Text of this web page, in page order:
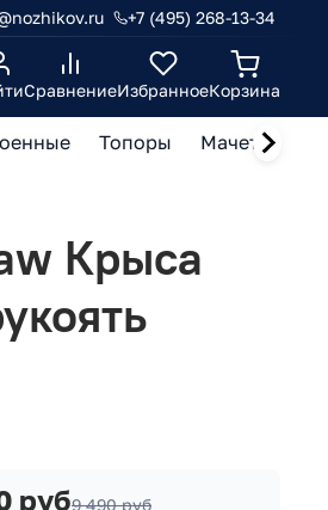
+7 (495) 268-13-34
СравнениеИзбранноеКорзина
Топоры Мачете,
Крыса
руб9 490 руб